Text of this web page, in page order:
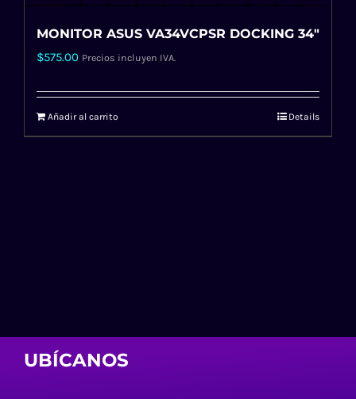
MONITOR ASUS VA34VCPSR DOCKING 34″
$575.00 Precios incluyen IVA.
Añadir al carrito Details
UBÍCANOS